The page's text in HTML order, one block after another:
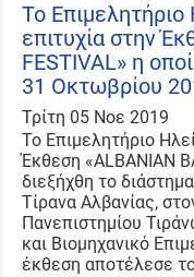
Το Επιμελητήριο
επιτυχία στην
FESTIVAL» η
31 Οκτωβρίου
Τρίτη 05 Νοε 2019
Το Επιμελητήριο
Έκθεση «ALBANIAN
διεξήχθη το
Τίρανα Αλβανίας,
Πανεπιστημίου
και Βιομηχανικό
έκθεση αποτέλεσε